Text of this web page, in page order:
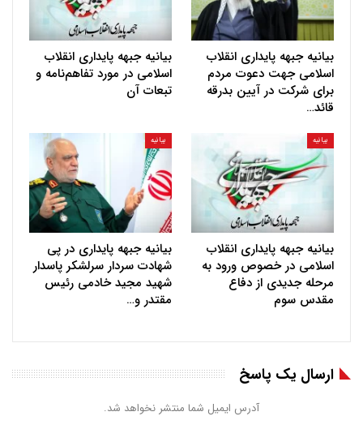
بیانیه جبهه پایداری انقلاب
اسلامی جهت دعوت مردم
برای شرکت در آیین بدرقه
قائد…
بیانیه جبهه پایداری انقلاب
اسلامی در مورد تفاهم‌نامه و
تبعات آن
بیانیه
بیانیه جبهه پایداری انقلاب
اسلامی در خصوص ورود به
مرحله جدیدی از دفاع
مقدس سوم
بیانیه
بیانیه جبهه پایداری در پی
شهادت سردار سرلشکر پاسدار
شهید مجید خادمی رئیس
مقتدر و…
ارسال یک پاسخ
آدرس ایمیل شما منتشر نخواهد شد.